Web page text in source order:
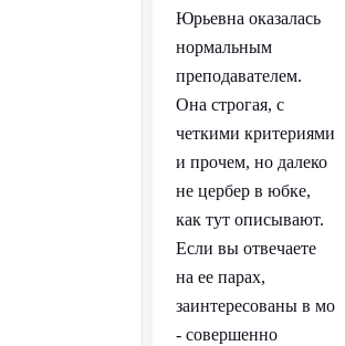
Юрьевна оказалась
нормальным
преподавателем.
Она строгая, с
четкими критериями
и прочем, но далеко
не цербер в юбке,
как тут описывают.
Если вы отвечаете
на ее парах,
заинтересованы в мо
- совершенно